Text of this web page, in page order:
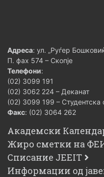
Адреса: ул. „Руѓер
П. фах 574 – Скопје
Телефони:
(02) 3099 191
(02) 3062 224 – Деканат
(02) 3099 199 – Студентска
Факс: (02) 3064 262
Академски
Жиро сметки на
Списание JEEIT
Информации од